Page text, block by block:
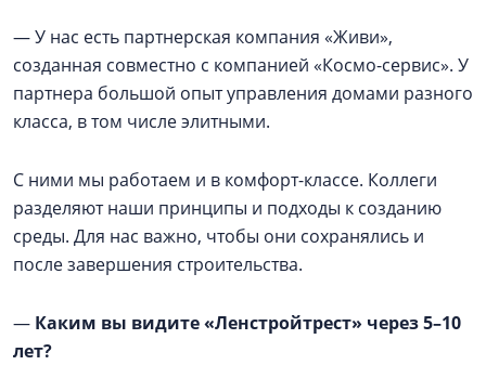
— У нас есть партнерская компания «Живи»,
созданная совместно с компанией «Космо-сервис». У
партнера большой опыт управления домами разного
класса, в том числе элитными.
С ними мы работаем и в комфорт-классе. Коллеги
разделяют наши принципы и подходы к созданию
среды. Для нас важно, чтобы они сохранялись и
после завершения строительства.
— Каким вы видите «Ленстройтрест» через 5–10
лет?